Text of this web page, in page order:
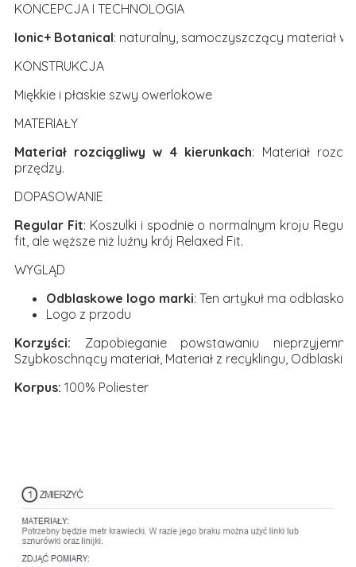
KONCEPCJA I TECHNOLOGIA
Ionic+ Botanical: naturalny, samoczyszczący materiał
KONSTRUKCJA
Miękkie i płaskie szwy owerlokowe
MATERIAŁY
Materiał rozciągliwy w 4 kierunkach: Materiał
przędzy.
DOPASOWANIE
Regular Fit: Koszulki i spodnie o normalnym kroju
fit, ale węższe niż luźny krój Relaxed Fit.
WYGLĄD
Odblaskowe logo marki: Ten artykuł ma
Logo z przodu
Korzyści: Zapobieganie powstawaniu
Szybkoschnący materiał, Materiał z recyklingu, Odblaski,
Korpus: 100% Poliester